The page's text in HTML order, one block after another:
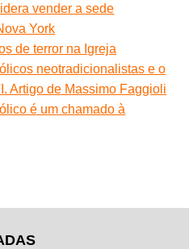
vender a sede
York
de terror na Igreja
neotradicionalistas e o
Artigo de Massimo Faggioli
é um chamado à